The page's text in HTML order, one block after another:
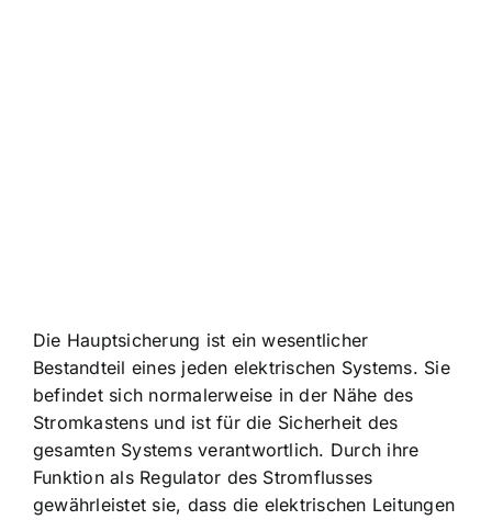
Die Hauptsicherung ist ein wesentlicher
Bestandteil eines jeden elektrischen Systems. Sie
befindet sich normalerweise in der Nähe des
Stromkastens und ist für die Sicherheit des
gesamten Systems verantwortlich. Durch ihre
Funktion als Regulator des Stromflusses
gewährleistet sie, dass die elektrischen Leitungen